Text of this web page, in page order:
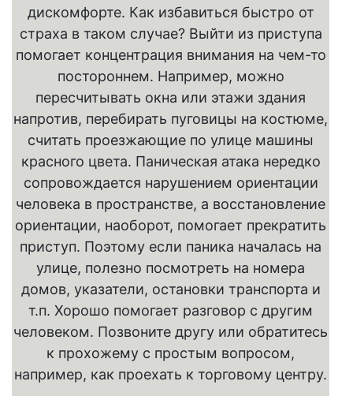
дискомфорте. Как избавиться быстро от
страха в таком случае? Выйти из приступа
помогает концентрация внимания на чем-то
постороннем. Например, можно
пересчитывать окна или этажи здания
напротив, перебирать пуговицы на костюме,
считать проезжающие по улице машины
красного цвета. Паническая атака нередко
сопровождается нарушением ориентации
человека в пространстве, а восстановление
ориентации, наоборот, помогает прекратить
приступ. Поэтому если паника началась на
улице, полезно посмотреть на номера
домов, указатели, остановки транспорта и
т.п. Хорошо помогает разговор с другим
человеком. Позвоните другу или обратитесь
к прохожему с простым вопросом,
например, как проехать к торговому центру.